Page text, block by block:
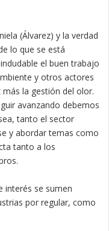
(Álvarez) y la verdad
lo que se está
el buen trabajo
y otros actores
la gestión del olor.
avanzando debemos
tanto el sector
y abordar temas como
tanto a los
interés se sumen
por regular, como